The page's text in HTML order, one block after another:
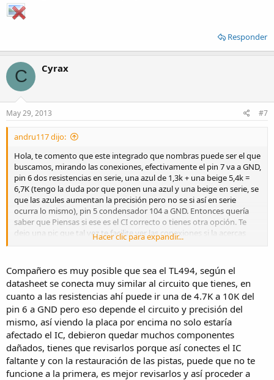
Responder
C Cyrax
May 29, 2013 #7
andru117 dijo:
Hola, te comento que este integrado que nombras puede ser el que
buscamos, mirando las conexiones, efectivamente el pin 7 va a GND,
pin 6 dos resistencias en serie, una azul de 1,3k + una beige 5,4k =
6,7K (tengo la duda por que ponen una azul y una beige en serie, se
que las azules aumentan la precisión pero no se si así en serie
ocurra lo mismo), pin 5 condensador 104 a GND. Entonces quería
saber que Piensas si ese es el CI correcto o tienes otra opción. Te
dejo una pic que tal vez te facilite ver las conexiones si la acercas
podrás ver mejor espero te sirva.
https://fbcdn-sphotos-b-a.akamaihd.net/hphotos-ak-
prn2/965513_103813503161600_407604125_o.jpg
Hacer clic para expandir...
Compañero es muy posible que sea el TL494, según el
datasheet se conecta muy similar al circuito que tienes, en
cuanto a las resistencias ahí puede ir una de 4.7K a 10K del
pin 6 a GND pero eso depende el circuito y precisión del
mismo, así viendo la placa por encima no solo estaría
afectado el IC, debieron quedar muchos componentes
dañados, tienes que revisarlos porque así conectes el IC
faltante y con la restauración de las pistas, puede que no te
funcione a la primera, es mejor revisarlos y así proceder a